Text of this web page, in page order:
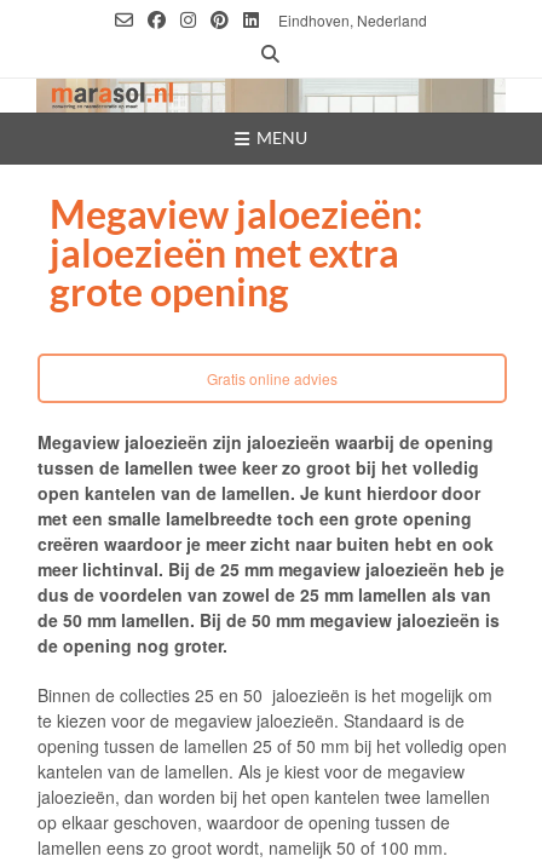
Eindhoven, Nederland
MENU
Megaview jaloezieën:
jaloezieën met extra
grote opening
Gratis online advies
Megaview jaloezieën zijn jaloezieën waarbij de opening
tussen de lamellen twee keer zo groot bij het volledig
open kantelen van de lamellen. Je kunt hierdoor door
met een smalle lamelbreedte toch een grote opening
creëren waardoor je meer zicht naar buiten hebt en ook
meer lichtinval. Bij de 25 mm megaview jaloezieën heb je
dus de voordelen van zowel de 25 mm lamellen als van
de 50 mm lamellen. Bij de 50 mm megaview jaloezieën is
de opening nog groter.
Binnen de collecties 25 en 50 jaloezieën is het mogelijk om
te kiezen voor de megaview jaloezieën. Standaard is de
opening tussen de lamellen 25 of 50 mm bij het volledig open
kantelen van de lamellen. Als je kiest voor de megaview
jaloezieën, dan worden bij het open kantelen twee lamellen
op elkaar geschoven, waardoor de opening tussen de
lamellen eens zo groot wordt, namelijk 50 of 100 mm.